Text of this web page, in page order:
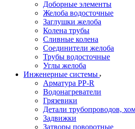
Доборные элементы
Желоба водосточные
Заглушки желоба
Колена трубы
Сливные колена
Соединители желоба
Трубы водосточные
Углы желоба
Инженерные системы
Арматура PP-R
Водонагреватели
Грязевики
Детали трубопроводов,
Задвижки
Затворы поворотные